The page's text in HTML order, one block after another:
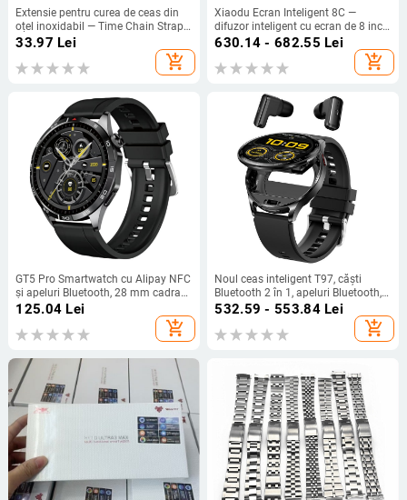
Extensie pentru curea de ceas din
oțel inoxidabil — Time Chain Strap,
compatibil cu curea Rolex din oțel,
lansare vară 2025 (Brand: Time
Chain Strap; Material: oțel
33.97 Lei
add_shopping_cart
Xiaodu Ecran Inteligent 8C —
difuzor inteligent cu ecran de 8 inch,
apeluri vocale și Bluetooth
630.14 - 682.55 Lei
add_shopping_cart
GT5 Pro Smartwatch cu Alipay NFC
și apeluri Bluetooth, 28 mm cadran
rotund, husă din aluminiu anodizat,
curea din silicon, 7–14 zile baterie,
rezistență zilnică la apă, ritm
oxigen, somn, pași, selfie la distanță
125.04 Lei
add_shopping_cart
Noul ceas inteligent T97, căști
Bluetooth 2 în 1, apeluri Bluetooth,
plată offline, NFC sport
532.59 - 553.84Lei
add_shopping_cart